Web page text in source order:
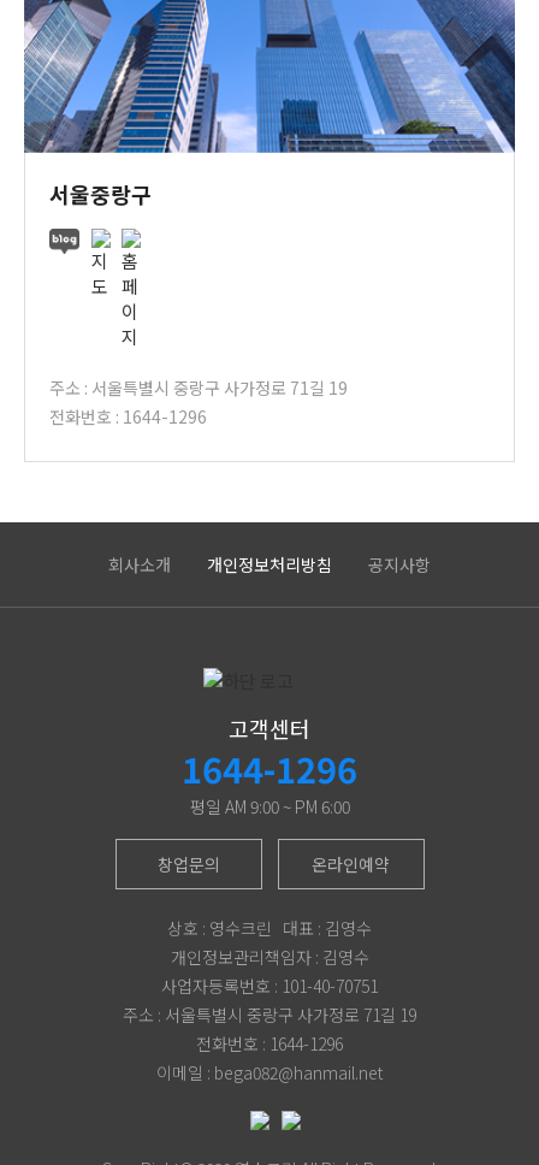
서울중랑구
주소 : 서울특별시 중랑구 사가정로 71길 19
전화번호 : 1644-1296
회사소개 개인정보처리방침 공지사항
고객센터
1644-1296
평일 AM 9:00 ~ PM 6:00
창업문의 온라인예약
상호 : 영수크린 대표 : 김영수
개인정보관리책임자 : 김영수
사업자등록번호 : 101-40-70751
주소 : 서울특별시 중랑구 사가정로 71길 19
전화번호 : 1644-1296
이메일 : bega082@hanmail.net